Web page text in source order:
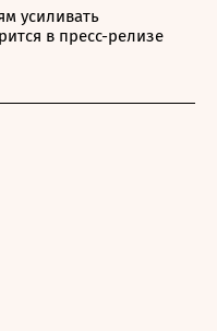
усиливать
в пресс-релизе